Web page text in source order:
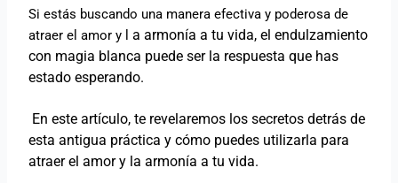
Si estás buscando una manera efectiva y poderosa de
atraer el amor y l
a armonía a tu vida, el endulzamiento
con magia blanca puede ser la respuesta que has
estado esperando.
En este artículo, te revelaremos los secretos detrás de
esta antigua práctica y cómo puedes utilizarla para
atraer el amor y la armonía a tu vida.